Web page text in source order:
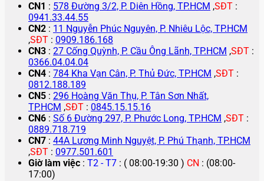
CN1 : 578 Đường 3/2, P. Diên Hồng, TP.HCM ,SĐT :
0941.33.44.55
CN2 : 11 Nguyễn Phúc Nguyên, P. Nhiêu Lộc, TP.HCM
,SĐT : 0909.186.168
CN3 : 27 Cống Quỳnh, P. Cầu Ông Lãnh, TP.HCM ,SĐT :
0366.04.04.04
CN4 : 784 Kha Vạn Cân, P. Thủ Đức, TP.HCM ,SĐT :
0812.188.189
CN5 : 296 Hoàng Văn Thụ, P. Tân Sơn Nhất,
TP.HCM ,SĐT : 0845.15.15.16
CN6 : Số 6 Đường 297, P. Phước Long, TP.HCM ,SĐT :
0889.718.719
CN7 : 44A Lương Minh Nguyệt, P. Phú Thạnh, TP.HCM
,SĐT : 0977.501.601
Giờ làm việc : T2 - T7 : ( 08:00-19:30 ) CN : (08:00-
17:00)